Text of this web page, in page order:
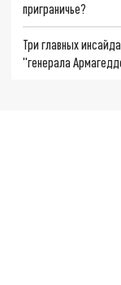
приграничье?
Три главных
"генерала